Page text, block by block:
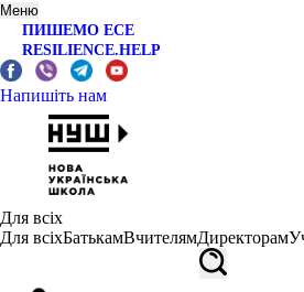
Меню
ПИШЕМО ЕСЕ
RESILIENCE.HELP
Напишіть нам
Для всіх
Для всіхБатькамВчителямДиректорам